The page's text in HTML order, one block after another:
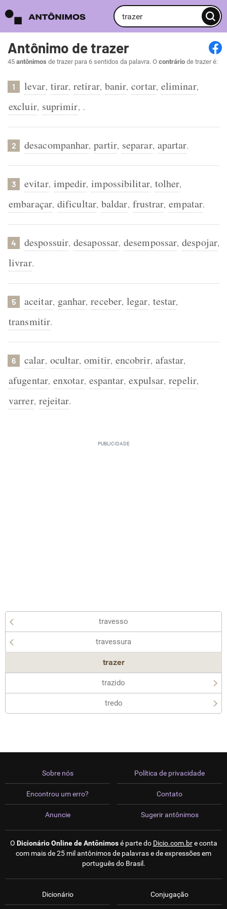
Antônimo de trazer
45 antônimos de trazer para 6 sentidos da palavra. O contrário de trazer é:
1 levar, tirar, retirar, banir, cortar, eliminar,
excluir, suprimir, .
2 desacompanhar, partir, separar, apartar.
3 evitar, impedir, impossibilitar, tolher,
embaraçar, dificultar, baldar, frustrar, empatar.
4 despossuir, desapossar, desempossar, despojar,
livrar.
5 aceitar, ganhar, receber, legar, testar,
transmitir.
6 calar, ocultar, omitir, encobrir, afastar,
afugentar, enxotar, espantar, expulsar, repelir,
varrer, rejeitar.
travesso
travessura
trazer
trazido
tredo
Sobre nós
Encontrou um erro?
Anuncie
Política de privacidade
Contato
Sugerir antônimos
O Dicionário Online de Antônimosé parte do Dicio.com.bre conta
com mais de 25 mil antônimos de palavras e de expressões em
português do Brasil.
Dicionário Conjugação